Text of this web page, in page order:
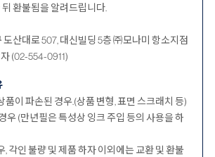
환불됨을 알려드립니다.
도산대로 507, 대신빌딩 5층 ㈜모나미 항소지점
(02-554-0911)
품이 파손된 경우.(상품 변형, 표면 스크래치 등)
우 (만년필은 특성상 잉크 주입 등의 사용을 하
, 각인 불량 및 제품 하자 이외에는 교환 및 환불